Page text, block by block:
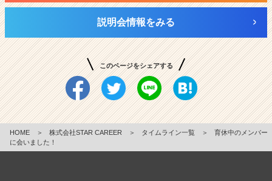
説明会情報をみる
このページをシェアする
HOME ＞ 株式会社STAR CAREER ＞ タイムライン一覧 ＞
育休中のメンバー
に会いました！